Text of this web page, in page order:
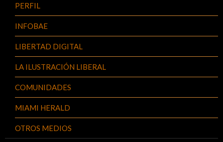
PERFIL
INFOBAE
LIBERTAD DIGITAL
LA ILUSTRACIÓN LIBERAL
COMUNIDADES
MIAMI HERALD
OTROS MEDIOS